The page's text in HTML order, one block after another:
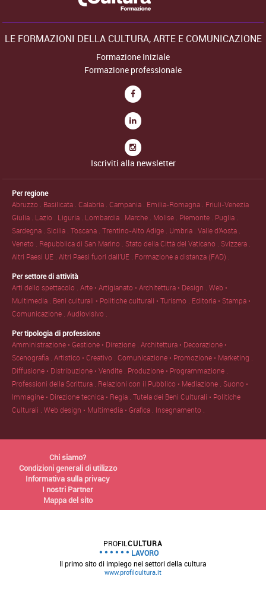
LE FORMAZIONI DELLA CULTURA, ARTE E COMUNICAZIONE
Formazione Iniziale
Formazione professionale
Iscriviti alla newsletter
Per regione
Abruzzo . Basilicata .Calabria .Campania . Emilia-Romagna . Friuli-Venezia
Giulia . Lazio . Liguria . Lombardia . Marche . Molise . Piemonte . Puglia .
Sardegna . Sicilia .Toscana .Trentino-Alto Adige . Umbria .Valle d'Aosta .
Veneto . Repubblica di San Marino . Stato della Città del Vaticano . Svizzera .
Altri Paesi UE .Altri Paesi fuori dall'UE . Formazione a distanza (FAD) .
Per settore di attività
Arti dello spettacolo .Arte • Artigianato • Architettura • Design .Web •
Multimedia . Beni culturali • Politiche culturali • Turismo . Editoria • Stampa •
Comunicazione .Audiovisivo .
Per tipologia di professione
Amministrazione • Gestione • Direzione .Architettura • Decorazione •
Scenografia .Artistico • Creativo .Comunicazione • Promozione • Marketing .
Diffusione • Distribuzione • Vendite . Produzione • Programmazione .
Professioni della Scrittura . Relazioni con il Pubblico • Mediazione . Suono •
Immagine • Direzione tecnica • Regia .Tutela dei Beni Culturali • Politiche
Culturali .Web design • Multimedia • Grafica . Insegnamento .
Chi siamo?
Condizioni generali di utilizzo
Informativa sulla privacy
I nostri Partner
Mappa del sito
PROFIL CULTURA
LAVORO
Il primo sito di impiego nei settori della cultura
www.profilcultura.it